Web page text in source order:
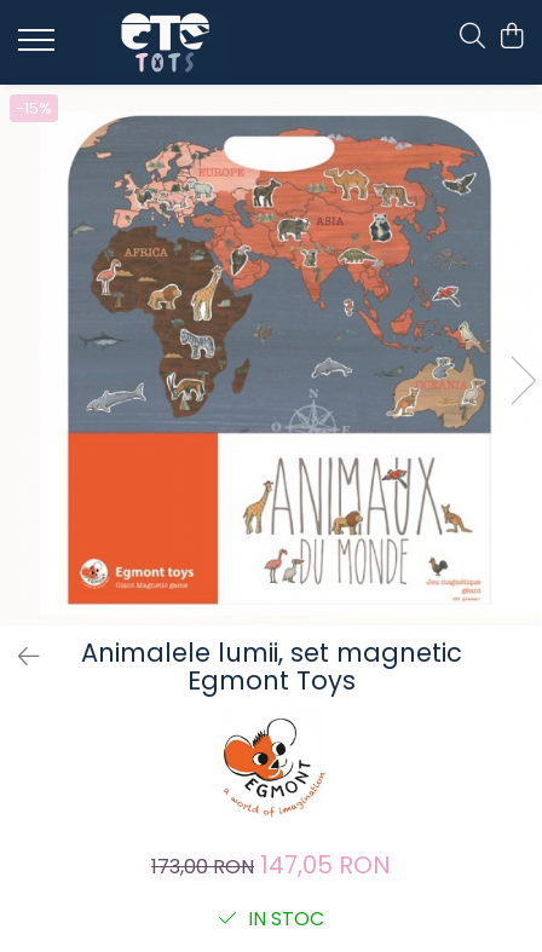
CĂRUCIOARE & SCAUNE AUTO
cărucioare YOYO
cărucioare NUNA
cărucioare U-GROW
scaune auto pentru avion
accesorii cărucioare
accesorii scaun auto
accesorii scaun avion
-15%
Animalele lumii, set magnetic
Egmont Toys
173,00 RON 147,05 RON
IN STOC